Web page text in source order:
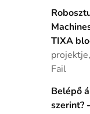
TIXA
Fail
Belépő
szerint?